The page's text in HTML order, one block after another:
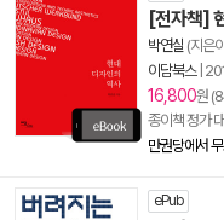
[전자책]
박연실 (지은
이담북스|
16,800원
종이책 정가 대
만권당에서
ePub